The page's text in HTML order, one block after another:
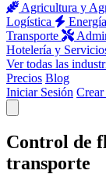
Agricultura y
Logística
Energía
Transporte
Hotelería y
Ver todas las
Precios Blog
Iniciar Sesión Crear
Control de
transporte